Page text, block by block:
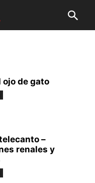
ojo de gato
–
renales y